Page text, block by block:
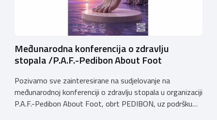
Međunarodna konferencija o zdravlju
stopala /P.A.F.-Pedibon About Foot
Pozivamo sve zainteresirane na sudjelovanje na
međunarodnoj konferenciji o zdravlju stopala u organizaciji
P.A.F.-Pedibon About Foot, obrt PEDIBON, uz podršku